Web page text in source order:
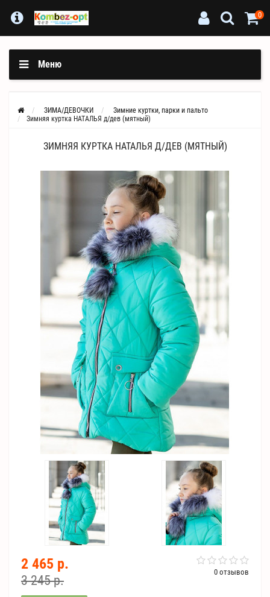
0
Меню
ЗИМА/ДЕВОЧКИ
Зимние куртки, парки и пальто
Зимняя куртка НАТАЛЬЯ д/дев (мятный)
ЗИМНЯЯ КУРТКА НАТАЛЬЯ Д/ДЕВ (МЯТНЫЙ)
0 отзывов
2 465 р.
3 245 р.